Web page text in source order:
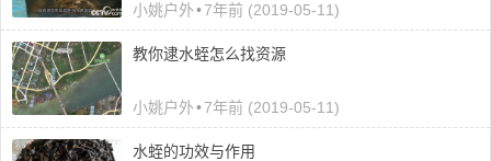
小姚户外•7年前 (2019-05-11)
教你逮水蛭怎么找资源
小姚户外•7年前 (2019-05-11)
水蛭的功效与作用